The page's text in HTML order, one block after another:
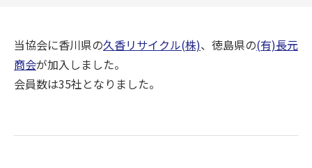
当協会に香川県の久香リサイクル(株)、徳島県の(有)長元
商会が加入しました。
会員数は35社となりました。